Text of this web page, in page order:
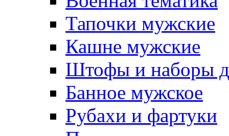
Тапочки мужские
Кашне мужские
Штофы и наборы
Банное мужское
Рубахи и фартуки